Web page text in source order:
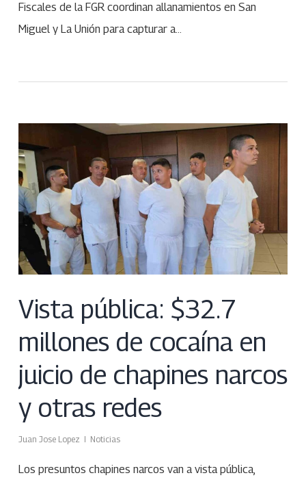
Fiscales de la FGR coordinan allanamientos en San
Miguel y La Unión para capturar a…
Vista pública: $32.7
millones de cocaína en
juicio de chapines narcos
y otras redes
Juan Jose Lopez Noticias
Los presuntos chapines narcos van a vista pública,